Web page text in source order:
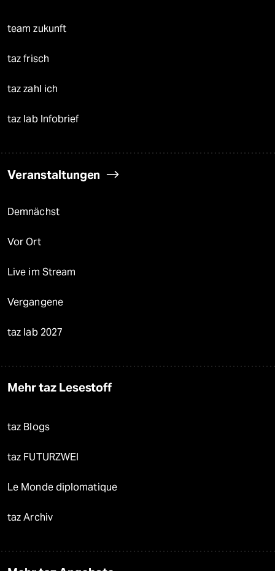
team zukunft
taz frisch
taz zahl ich
taz lab Infobrief
Veranstaltungen
Demnächst
Vor Ort
Live im Stream
Vergangene
taz lab 2027
Mehr taz Lesestoff
taz Blogs
taz FUTURZWEI
Le Monde diplomatique
taz Archiv